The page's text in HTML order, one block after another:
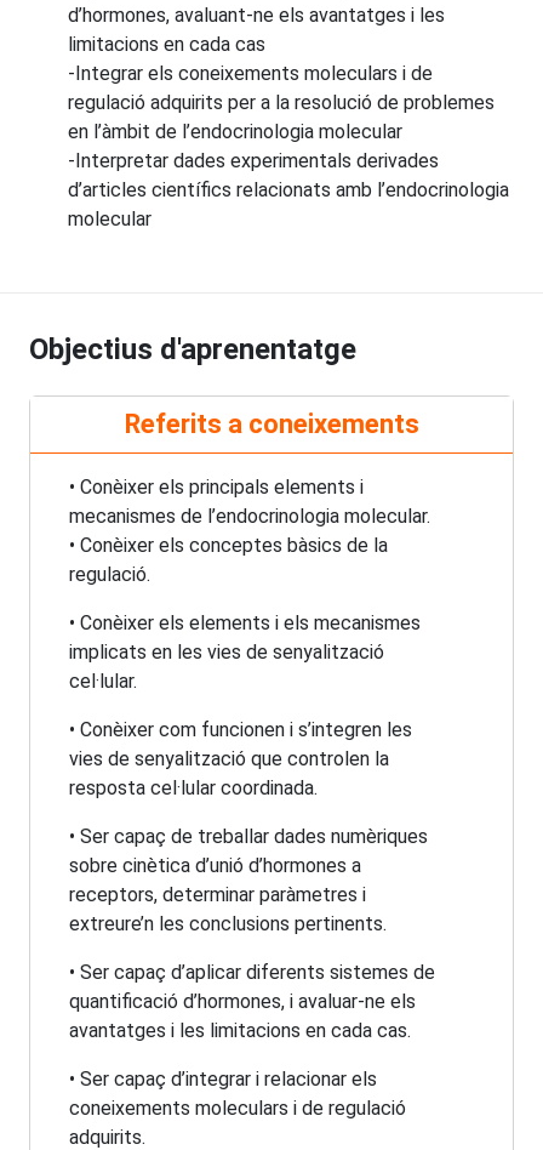
d’hormones, avaluant-ne els avantatges i les
limitacions en cada cas
-Integrar els coneixements moleculars i de
regulació adquirits per a la resolució de problemes
en l’àmbit de l’endocrinologia molecular
-Interpretar dades experimentals derivades
d’articles científics relacionats amb l’endocrinologia
molecular
Objectius d'aprenentatge
Referits a coneixements
• Conèixer els principals elements i
mecanismes de l’endocrinologia molecular.
• Conèixer els conceptes bàsics de la
regulació.
• Conèixer els elements i els mecanismes
implicats en les vies de senyalització
cel·lular.
• Conèixer com funcionen i s’integren les
vies de senyalització que controlen la
resposta cel·lular coordinada.
• Ser capaç de treballar dades numèriques
sobre cinètica d’unió d’hormones a
receptors, determinar paràmetres i
extreure’n les conclusions pertinents.
• Ser capaç d’aplicar diferents sistemes de
quantificació d’hormones, i avaluar-ne els
avantatges i les limitacions en cada cas.
• Ser capaç d’integrar i relacionar els
coneixements moleculars i de regulació
adquirits.